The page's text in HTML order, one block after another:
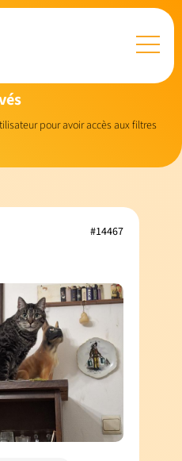
pour avoir accès aux filtres
#14467